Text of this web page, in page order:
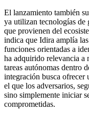
El lanzamiento también
ya utilizan tecnologías de
que provienen del
indica que Idira amplía
funciones orientadas a
ha adquirido relevancia a
tareas autónomas dentro
integración busca ofrecer
el que los adversarios,
sino simplemente iniciar
comprometidas.